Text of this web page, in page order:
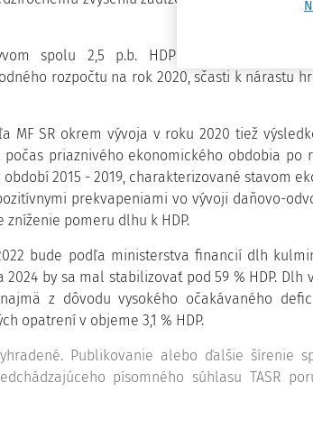
spolu 2,5 p.b. HDP predstavovali
rozpočtu na rok 2020, sčasti k nárastu
MF SR okrem vývoja v roku 2020 tiež
priaznivého ekonomického obdobia po
2015 - 2019, charakterizované stavom
prekvapeniami vo vývoji daňovo-
pomeru dlhu k HDP.
bude podľa ministerstva financií dlh
by sa mal stabilizovať pod 59 % HDP.
z dôvodu vysokého očakávaného
opatrení v objeme 3,1 % HDP.
Publikovanie alebo ďalšie šírenie
písomného súhlasu TASR